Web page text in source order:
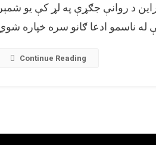
د روانې جګړې په لړ کې یو شمېر
Continue Reading